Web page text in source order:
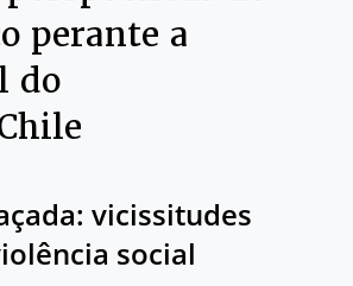
perante a
do
vicissitudes
social